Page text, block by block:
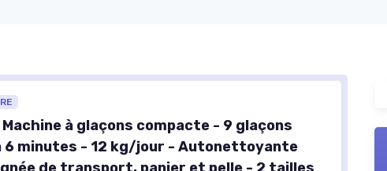
Machine à glaçons compacte - 9 glaçons
6 minutes - 12 kg/jour - Autonettoyante